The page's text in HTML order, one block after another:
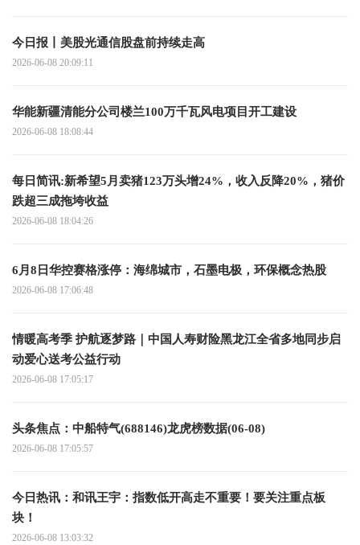
今日报丨美股光通信股盘前持续走高
2026-06-08 20:09:11
华能新疆清能分公司楼兰100万千瓦风电项目开工建设
2026-06-08 18:08:44
每日简讯:新希望5月卖猪123万头增24%，收入反降20%，猪价
跌超三成拖垮收益
2026-06-08 18:04:26
6月8日华控赛格涨停：海绵城市，石墨电极，环保概念热股
2026-06-08 17:06:48
情暖高考季 护航逐梦路｜中国人寿财险黑龙江全省多地同步启
动爱心送考公益行动
2026-06-08 17:05:17
头条焦点：中船特气(688146)龙虎榜数据(06-08)
2026-06-08 17:05:57
今日热讯：和讯王宇：指数低开高走不重要！要关注重点板
块！
2026-06-08 13:03:32